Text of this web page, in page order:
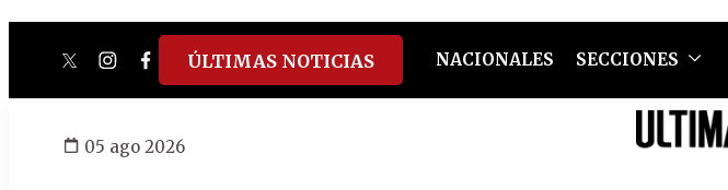
twitterinstagram
facebook
tiktokyoutube
spotify
ÚLTIMAS NOTICIAS NACIONALES SECCIONES
05 ago 2026